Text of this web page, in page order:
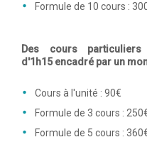
Formule de 10 cours :
Des cours
d'1h15 encadré par un
Cours à l'unité : 90€
Formule de 3 cours :
Formule de 5 cours :